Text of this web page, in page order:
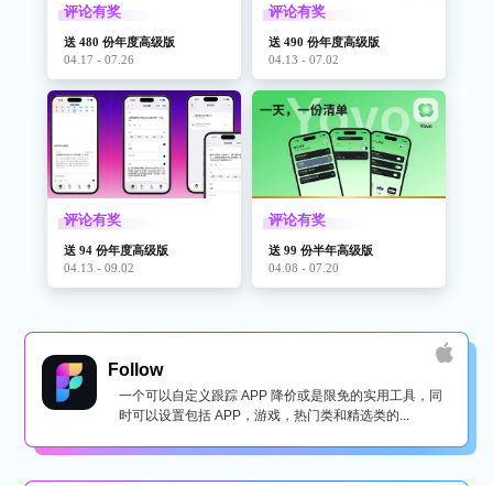
评论有奖
送 480 份年度高级版
04.17 - 07.26
评论有奖
送 490 份年度高级版
04.13 - 07.02
评论有奖
送 94 份年度高级版
04.13 - 09.02
评论有奖
送 99 份半年高级版
04.08 - 07.20
Follow
一个可以自定义跟踪 APP 降价或是限免的实用工具，同
时可以设置包括 APP，游戏，热门类和精选类的...